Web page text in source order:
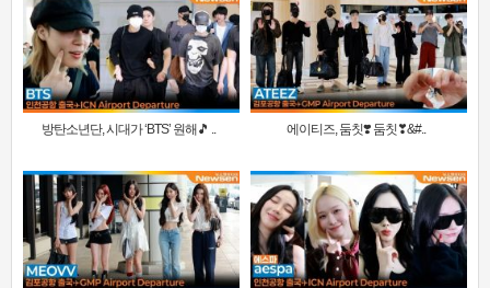
방탄소년단, 시대가 ‘BTS’ 원해🎵 .. 에이티즈, 둠칫❣️ 둠칫❣&#..